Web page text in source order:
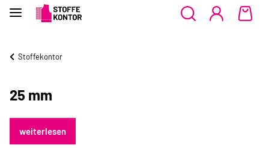
Stoffekontor
25 mm
weiterlesen